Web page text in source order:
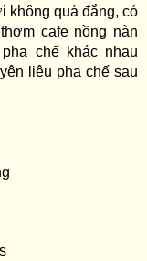
không quá đắng, có
cafe nồng nàn
chế khác nhau
liệu pha chế sau